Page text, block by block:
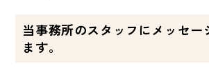
当事務所のスタッフにメッセー
ます。